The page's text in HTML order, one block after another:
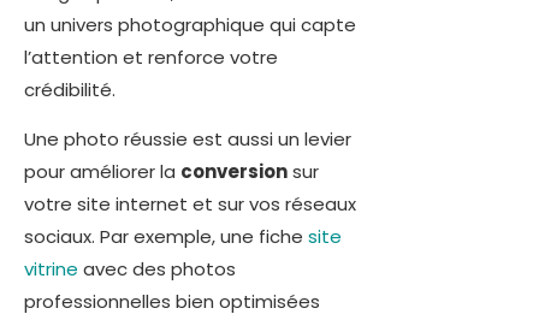
un univers photographique qui capte
l’attention et renforce votre
crédibilité.
Une photo réussie est aussi un levier
pour améliorer la conversionsur
votre site internet et sur vos réseaux
sociaux. Par exemple, une fiche site
vitrine avec des photos
professionnelles bien optimisées